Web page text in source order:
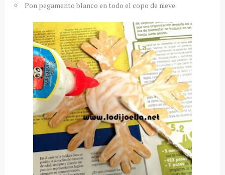
Pon pegamento blanco en todo el copo de nieve.